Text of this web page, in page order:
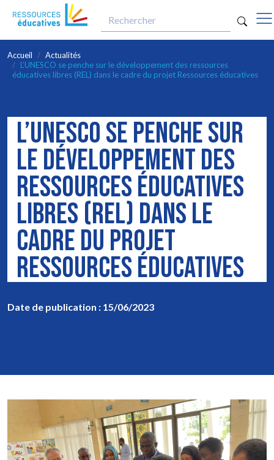
Aller au contenu principal
Accueil
Actualités
L’UNESCO se penche sur le développement des ressources
éducatives libres (REL) dans le cadre du projet Ressources éducatives
L’UNESCO SE PENCHE SUR
LE DÉVELOPPEMENT DES
RESSOURCES ÉDUCATIVES
LIBRES (REL) DANS LE
CADRE DU PROJET
RESSOURCES ÉDUCATIVES
Date de publication : 15/06/2023